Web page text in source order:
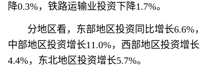
降0.3%，铁路运输业投资下降1.7%。
分地区看，东部地区投资同比增长6.6%，
中部地区投资增长11.0%，西部地区投资增长
4.4%，东北地区投资增长5.7%。